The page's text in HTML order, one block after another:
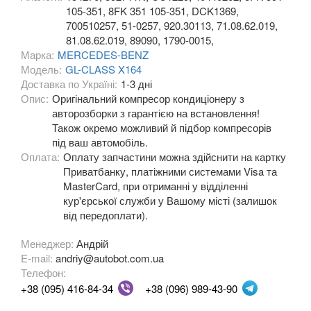
A-CLASS W176
A-CLASS W177/V177
B-CLASS W245
B-CLASS W246
B-CLASS W242e (W246)
Citan W415
C-CLASS W202/S202
C-CLASS W203/S203
C-CLASS Sportcoupe C203
CLC-CLASS SportCoupe CL203
105-351, 8FK 351 105-351, DCK1369,
700510257, 51-0257, 920.30113, 71.08.62.019,
81.08.62.019, 89090, 1790-0015,
Марка: MERCEDES-BENZ
Модель: GL-CLASS X164
Доставка по Україні: 1-3 дні
Опис: Оригінальний компресор кондиціонеру з
авторозборки з гарантією на встановлення!
Також окремо можливий й підбор компресорів
під ваш автомобіль.
Оплата: Оплату запчастини можна здійснити на картку
Приватбанку, платіжними системами Visa та
MasterCard, при отриманні у відділенні
кур'єрської служби у Вашому місті (залишок
від передоплати).
Менеджер: Андрій
E-mail: andriy@autobot.com.ua
Телефон:
+38 (095) 416-84-34
+38 (096) 989-43-90